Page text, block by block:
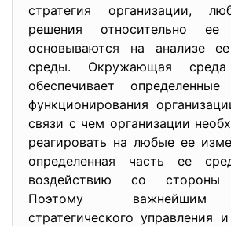
стратегия организации,
решения относительно ее
основываются на анализе
среды. Окружающая среда
обеспечивает
функционирования
связи с чем организации
реагировать на любые ее
определенная часть ее
воздействию со стороны
Поэтому важнейшим
стратегического управления